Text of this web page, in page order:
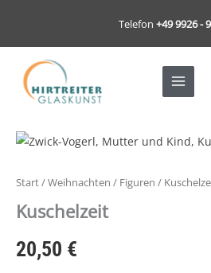
springen
Telefon +49 9926 -
Start/Weihnachten / Figuren /
Kuschelzeit
20,50 €
Kuschelzeit